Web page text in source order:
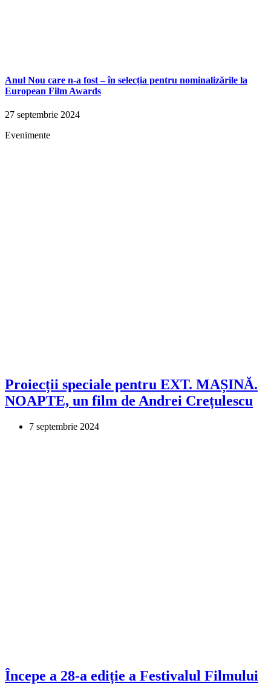
Anul Nou care n-a fost – în selecția pentru nominalizările la
European Film Awards
27 septembrie 2024
Evenimente
Proiecții speciale pentru EXT. MAȘINĂ.
NOAPTE, un film de Andrei Crețulescu
7 septembrie 2024
Începe a 28-a ediție a Festivalul Filmului